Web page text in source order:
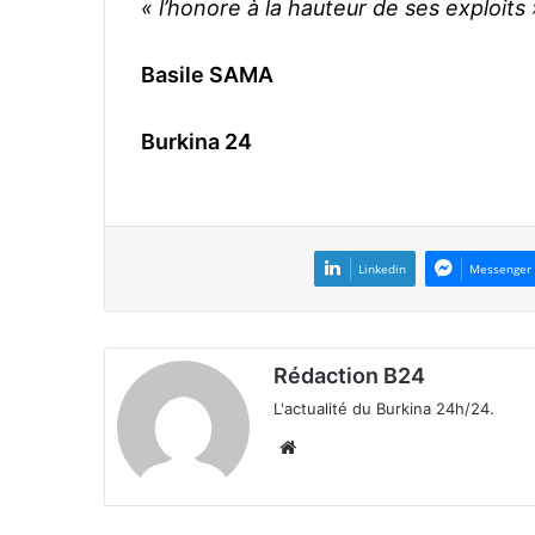
« l’honore à la hauteur de ses exploits
Basile SAMA
Burkina 24
Linkedin Messenger
Rédaction B24
L'actualité du Burkina 24h/24.
te